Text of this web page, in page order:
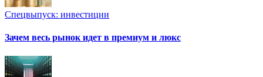
Спецвыпуск: инвестиции
Зачем весь рынок идет в премиум и люкс